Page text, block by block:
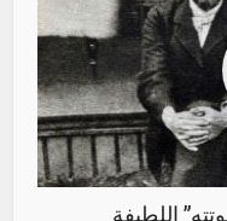
اللطيفة